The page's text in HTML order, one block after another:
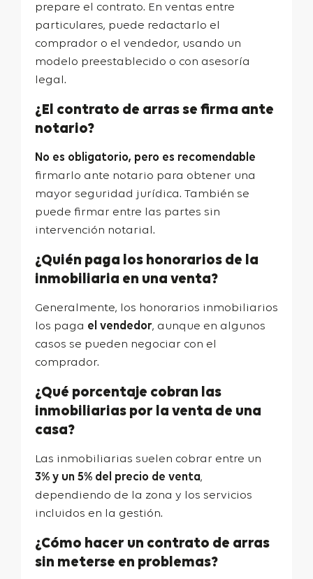
prepare el contrato. En ventas entre
particulares, puede redactarlo el
comprador o el vendedor, usando un
modelo preestablecido o con asesoría
legal.
¿El contrato de arras se firma ante
notario?
No es obligatorio, pero es recomendable
firmarlo ante notario para obtener una
mayor seguridad jurídica. También se
puede firmar entre las partes sin
intervención notarial.
¿Quién paga los honorarios de la
inmobiliaria en una venta?
Generalmente, los honorarios inmobiliarios
los paga el vendedor, aunque en algunos
casos se pueden negociar con el
comprador.
¿Qué porcentaje cobran las
inmobiliarias por la venta de una
casa?
Las inmobiliarias suelen cobrar entre un
3% y un 5% del precio de venta,
dependiendo de la zona y los servicios
incluidos en la gestión.
¿Cómo hacer un contrato de arras
sin meterse en problemas?